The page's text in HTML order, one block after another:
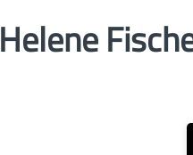
Helene